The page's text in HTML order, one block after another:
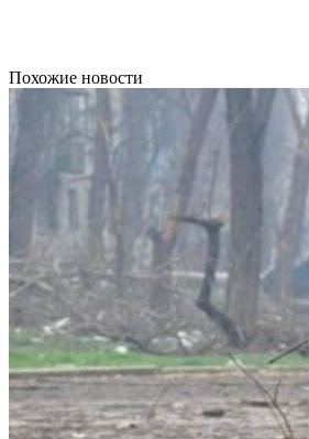
Похожие новости